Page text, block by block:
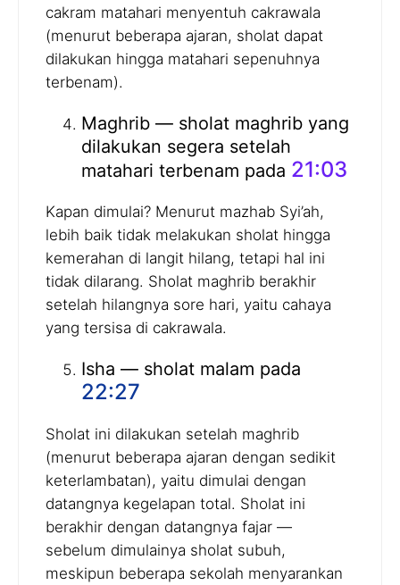
cakram matahari menyentuh cakrawala
(menurut beberapa ajaran, sholat dapat
dilakukan hingga matahari sepenuhnya
terbenam).
Maghrib — sholat maghrib yang
dilakukan segera setelah
matahari terbenam pada 21:03
Kapan dimulai? Menurut mazhab Syi’ah,
lebih baik tidak melakukan sholat hingga
kemerahan di langit hilang, tetapi hal ini
tidak dilarang. Sholat maghrib berakhir
setelah hilangnya sore hari, yaitu cahaya
yang tersisa di cakrawala.
Isha — sholat malam pada
22:27
Sholat ini dilakukan setelah maghrib
(menurut beberapa ajaran dengan sedikit
keterlambatan), yaitu dimulai dengan
datangnya kegelapan total. Sholat ini
berakhir dengan datangnya fajar —
sebelum dimulainya sholat subuh,
meskipun beberapa sekolah menyarankan